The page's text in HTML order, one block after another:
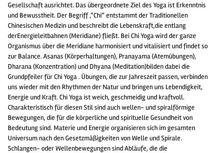
Gesellschaft ausrichtet. Das übergeordnete Ziel des Yoga ist Erkenntnis
und Bewusstheit. Der Begriff ,“Chi“ entstammt der Traditionellen
Chinesischen Medizin und beschreibt die Lebenskraft,die entlang
derEnergieleitbahnen (Meridiane) fließt. Bei Chi Yoga wird der ganze
Organismus über die Meridiane harmonisiert und vitalisiert und findet so
zur Balance. Asanas (Körperhaltungen), Pranayama (Atemübungen),
Dharana (Konzentration) und Dhyana (Meditation)bilden dabei die
Grundpfeiler für Chi Yoga . Übungen, die zur Jahreszeit passen, verbinden
uns wieder mit den Rhythmen der Natur und bringen uns Lebendigkeit,
Energie und Kraft. Chi Yoga ist weich, geschmeidig und kraftvoll.
Charakteristisch für diesen Stil sind auch wellen- und spiralförmige
Bewegungen, die für die körperliche und spirituelle Gesundheit von
Bedeutung sind. Materie und Energie organisieren sich im gesamten
Universum nach den Gesetzmäßigkeiten von Welle und Spirale.
Schlangen- oder Wellenbewegungen sind Abläufe, die die